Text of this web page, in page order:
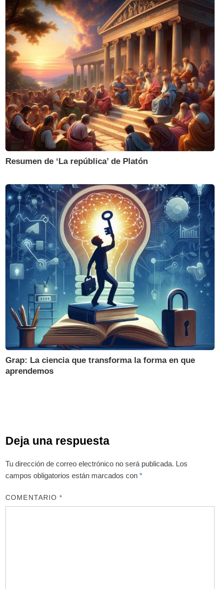
Resumen de ‘La república’ de Platón
Grap: La ciencia que transforma la forma en que
aprendemos
Deja una respuesta
Tu dirección de correo electrónico no será publicada. Los
campos obligatorios están marcados con*
COMENTARIO*